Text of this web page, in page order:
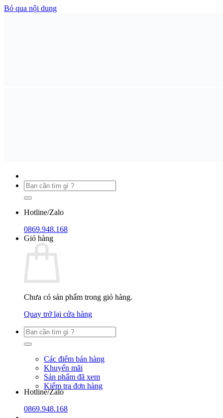
Bỏ qua nội dung
Hotline/Zalo
0869.948.168
Giỏ hàng
Chưa có sản phẩm trong giỏ hàng.
Quay trở lại cửa hàng
Các điểm bán hàng
Khuyến mãi
Sản phẩm đã xem
Kiểm tra đơn hàng
Hotline/Zalo
0869.948.168